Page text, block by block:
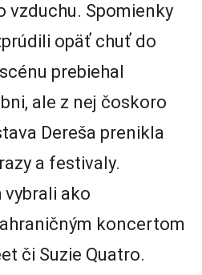
vzduchu. Spomienky
opäť chuť do
prebiehal
ale z nej čoskoro
Dereša prenikla
a festivaly.
vybrali ako
koncertom
či Suzie Quatro.